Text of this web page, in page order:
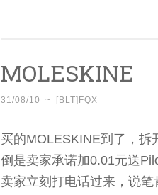
MOLESKINE
31/08/10 ~ [BLT]FQX
买的MOLESKINE到了，拆
倒是卖家承诺加0.01元送
卖家立刻打电话过来，说